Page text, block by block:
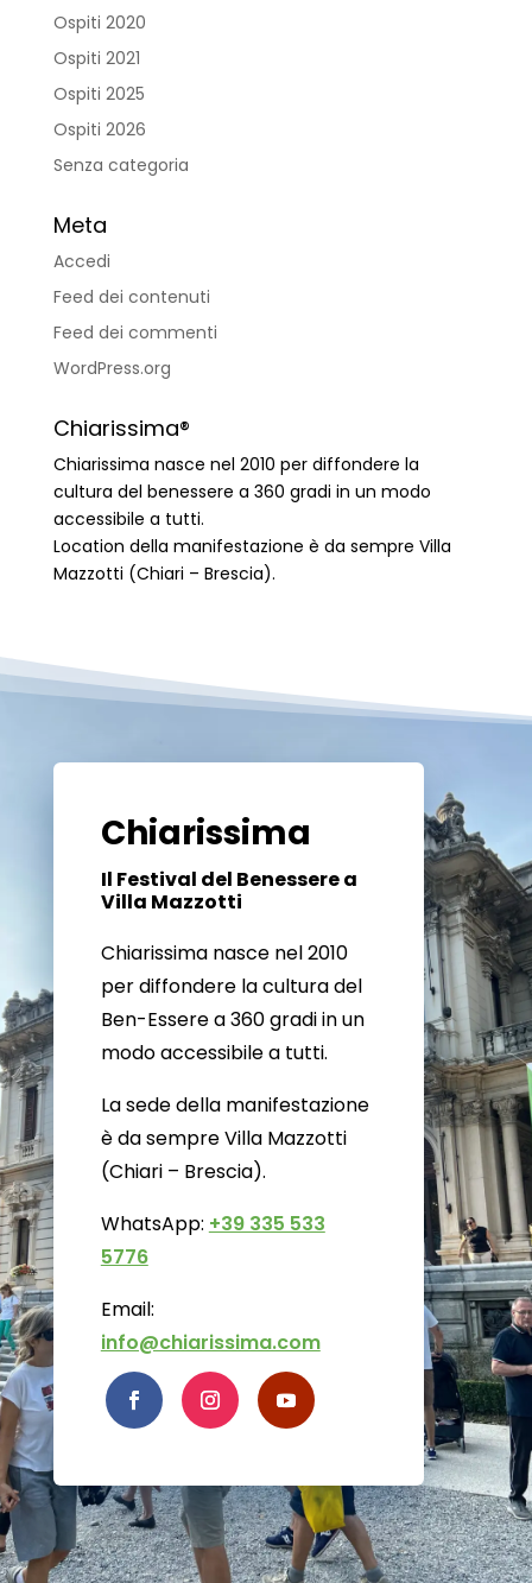
Ospiti 2020
Ospiti 2021
Ospiti 2025
Ospiti 2026
Senza categoria
Meta
Accedi
Feed dei contenuti
Feed dei commenti
WordPress.org
Chiarissima®
Chiarissima nasce nel 2010 per diffondere la
cultura del benessere a 360 gradi in un modo
accessibile a tutti.
Location della manifestazione è da sempre Villa
Mazzotti (Chiari – Brescia).
Chiarissima
Il Festival del Benessere a
Villa Mazzotti
Chiarissima nasce nel 2010
per diffondere la cultura del
Ben-Essere a 360 gradi in un
modo accessibile a tutti.
La sede della manifestazione
è da sempre Villa Mazzotti
(Chiari – Brescia).
WhatsApp: +39 335 533
5776
Email:
info@chiarissima.com